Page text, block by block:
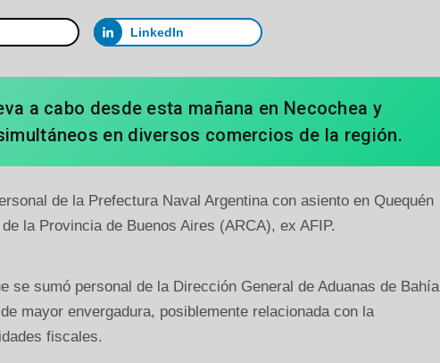
LinkedIn
a cabo desde esta mañana en Necochea y
en diversos comercios de la región.
de la Prefectura Naval Argentina con asiento en Quequén
la Provincia de Buenos Aires (ARCA), ex AFIP.
se sumó personal de la Dirección General de Aduanas de Bahía
mayor envergadura, posiblemente relacionada con la
fiscales.